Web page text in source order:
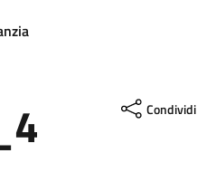
Condividi